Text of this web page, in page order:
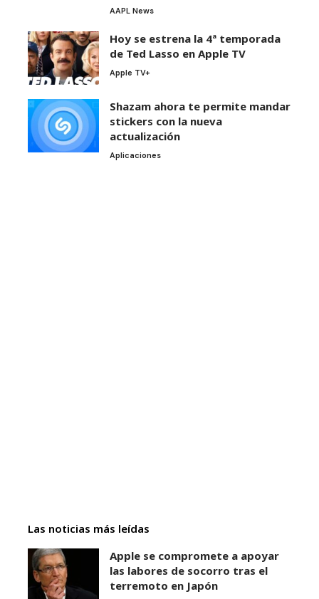
AAPL News
Hoy se estrena la 4ª temporada
de Ted Lasso en Apple TV
Apple TV+
Shazam ahora te permite mandar
stickers con la nueva
actualización
Aplicaciones
Las noticias más leídas
Apple se compromete a apoyar
las labores de socorro tras el
terremoto en Japón